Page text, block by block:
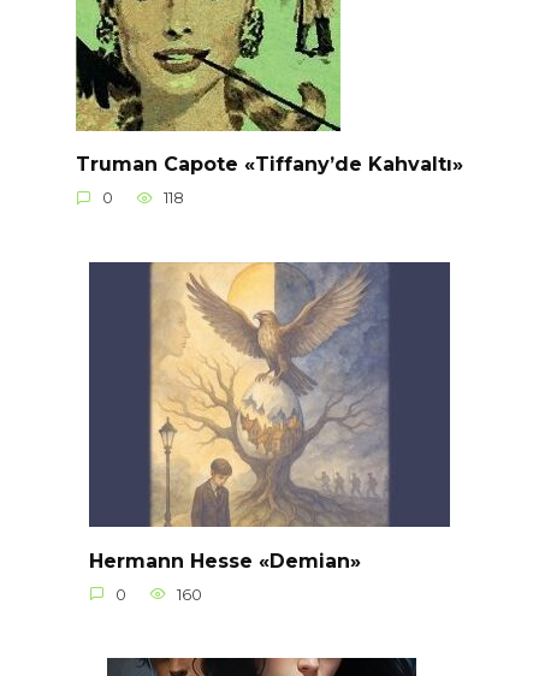
Truman Capote «Tiffany’de Kahvaltı»
0 118
Hermann Hesse «Demian»
0 160